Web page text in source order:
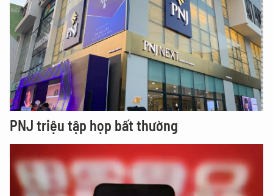
PNJ triệu tập họp bất thường